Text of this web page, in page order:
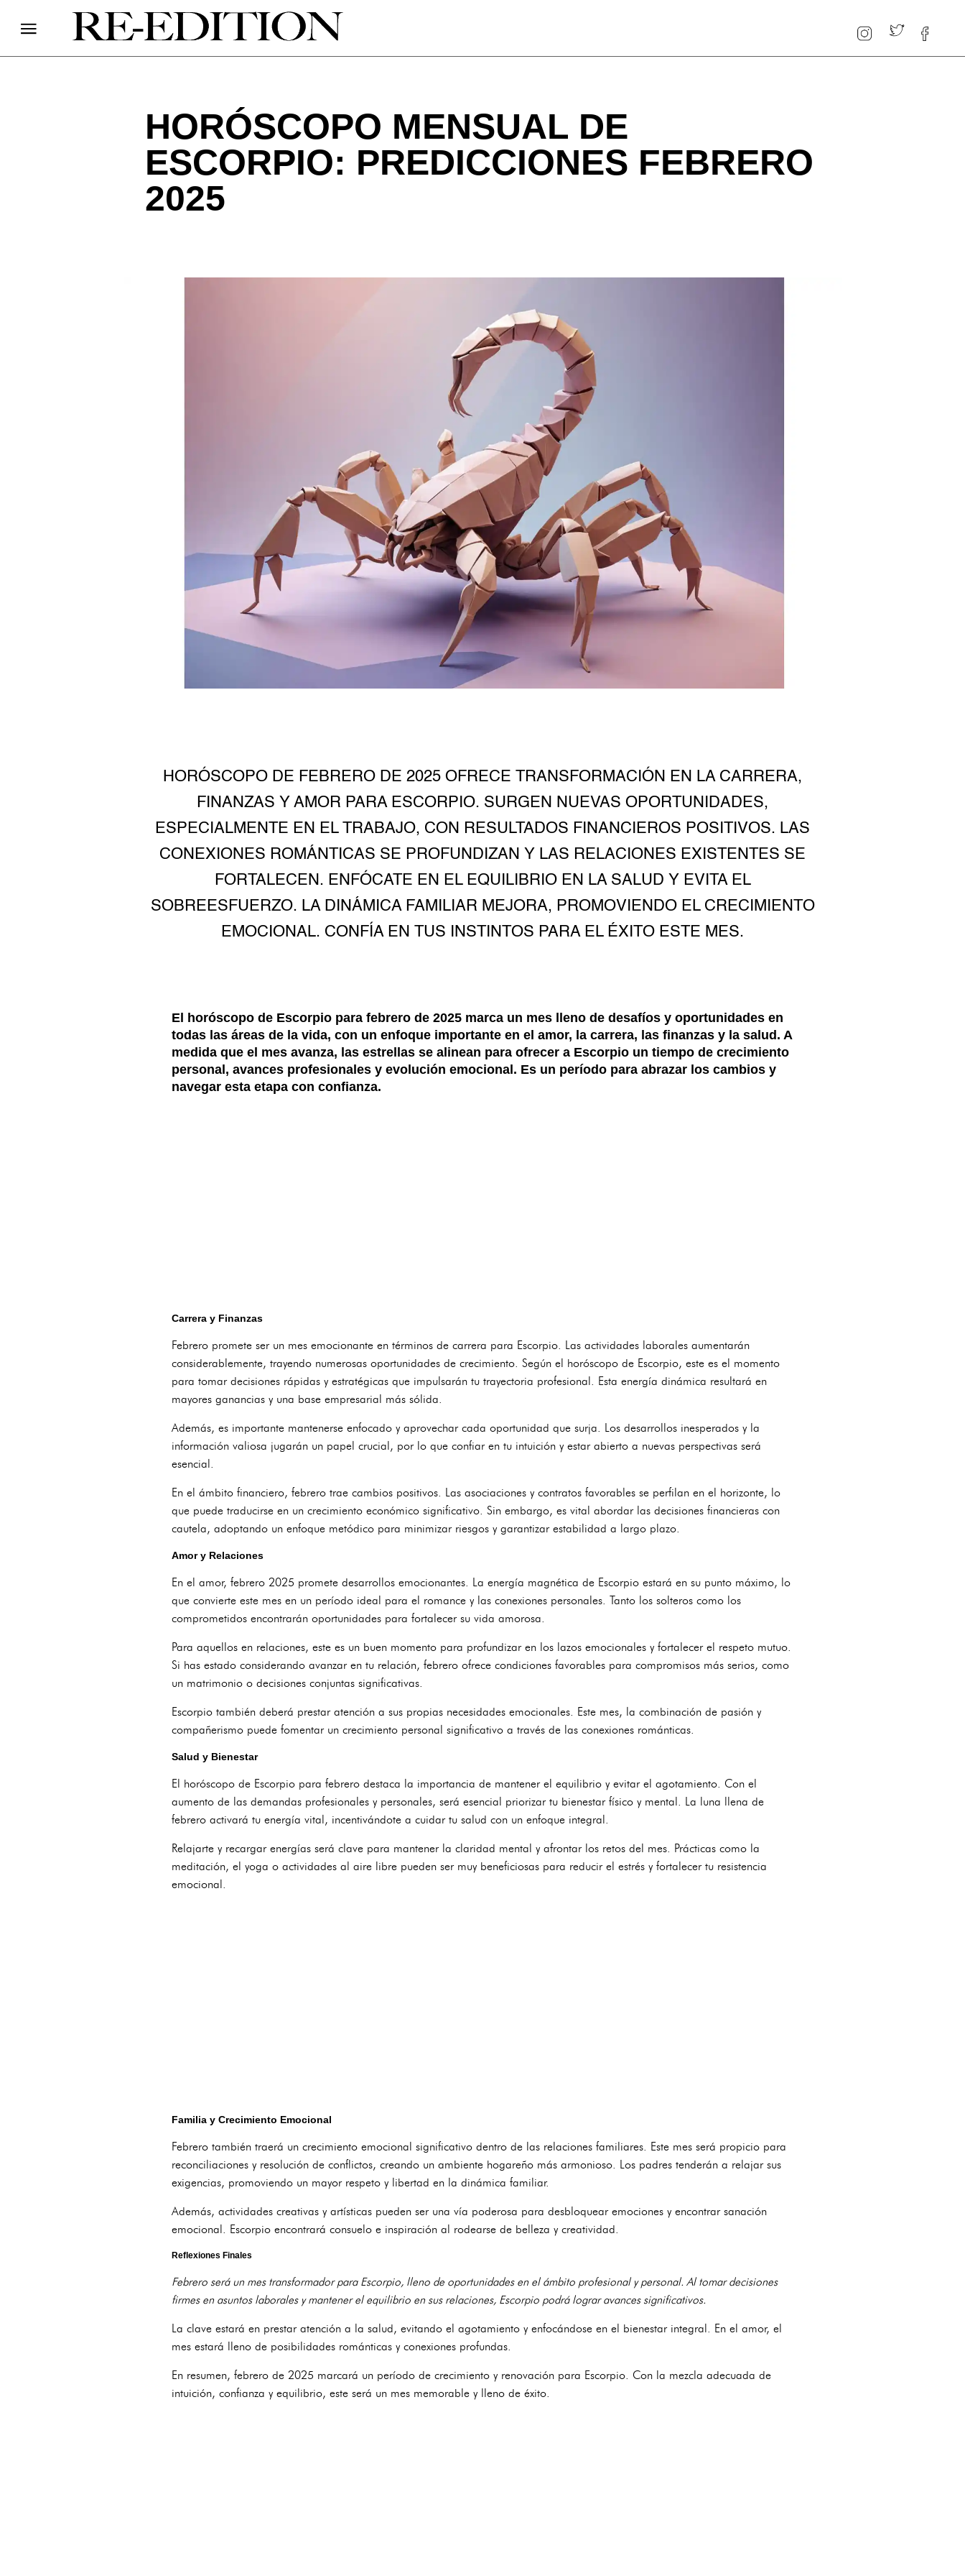
HORÓSCOPO MENSUAL DE
ESCORPIO: PREDICCIONES FEBRERO
2025
HORÓSCOPO DE FEBRERO DE 2025 OFRECE TRANSFORMACIÓN EN LA CARRERA,
FINANZAS Y AMOR PARA ESCORPIO. SURGEN NUEVAS OPORTUNIDADES,
ESPECIALMENTE EN EL TRABAJO, CON RESULTADOS FINANCIEROS POSITIVOS. LAS
CONEXIONES ROMÁNTICAS SE PROFUNDIZAN Y LAS RELACIONES EXISTENTES SE
FORTALECEN. ENFÓCATE EN EL EQUILIBRIO EN LA SALUD Y EVITA EL
SOBREESFUERZO. LA DINÁMICA FAMILIAR MEJORA, PROMOVIENDO EL CRECIMIENTO
EMOCIONAL. CONFÍA EN TUS INSTINTOS PARA EL ÉXITO ESTE MES.
El horóscopo de Escorpio para febrero de 2025 marca un mes lleno de desafíos y oportunidades en
todas las áreas de la vida, con un enfoque importante en el amor, la carrera, las finanzas y la salud. A
medida que el mes avanza, las estrellas se alinean para ofrecer a Escorpio un tiempo de crecimiento
personal, avances profesionales y evolución emocional. Es un período para abrazar los cambios y
navegar esta etapa con confianza.
Carrera y Finanzas
Febrero promete ser un mes emocionante en términos de carrera para Escorpio. Las actividades laborales aumentarán
considerablemente, trayendo numerosas oportunidades de crecimiento. Según el horóscopo de Escorpio, este es el momento
para tomar decisiones rápidas y estratégicas que impulsarán tu trayectoria profesional. Esta energía dinámica resultará en
mayores ganancias y una base empresarial más sólida.
Además, es importante mantenerse enfocado y aprovechar cada oportunidad que surja. Los desarrollos inesperados y la
información valiosa jugarán un papel crucial, por lo que confiar en tu intuición y estar abierto a nuevas perspectivas será
esencial.
En el ámbito financiero, febrero trae cambios positivos. Las asociaciones y contratos favorables se perfilan en el horizonte, lo
que puede traducirse en un crecimiento económico significativo. Sin embargo, es vital abordar las decisiones financieras con
cautela, adoptando un enfoque metódico para minimizar riesgos y garantizar estabilidad a largo plazo.
Amor y Relaciones
En el amor, febrero 2025 promete desarrollos emocionantes. La energía magnética de Escorpio estará en su punto máximo, lo
que convierte este mes en un período ideal para el romance y las conexiones personales. Tanto los solteros como los
comprometidos encontrarán oportunidades para fortalecer su vida amorosa.
Para aquellos en relaciones, este es un buen momento para profundizar en los lazos emocionales y fortalecer el respeto mutuo.
Si has estado considerando avanzar en tu relación, febrero ofrece condiciones favorables para compromisos más serios, como
un matrimonio o decisiones conjuntas significativas.
Escorpio también deberá prestar atención a sus propias necesidades emocionales. Este mes, la combinación de pasión y
compañerismo puede fomentar un crecimiento personal significativo a través de las conexiones románticas.
Salud y Bienestar
El horóscopo de Escorpio para febrero destaca la importancia de mantener el equilibrio y evitar el agotamiento. Con el
aumento de las demandas profesionales y personales, será esencial priorizar tu bienestar físico y mental. La luna llena de
febrero activará tu energía vital, incentivándote a cuidar tu salud con un enfoque integral.
Relajarte y recargar energías será clave para mantener la claridad mental y afrontar los retos del mes. Prácticas como la
meditación, el yoga o actividades al aire libre pueden ser muy beneficiosas para reducir el estrés y fortalecer tu resistencia
emocional.
Familia y Crecimiento Emocional
Febrero también traerá un crecimiento emocional significativo dentro de las relaciones familiares. Este mes será propicio para
reconciliaciones y resolución de conflictos, creando un ambiente hogareño más armonioso. Los padres tenderán a relajar sus
exigencias, promoviendo un mayor respeto y libertad en la dinámica familiar.
Además, actividades creativas y artísticas pueden ser una vía poderosa para desbloquear emociones y encontrar sanación
emocional. Escorpio encontrará consuelo e inspiración al rodearse de belleza y creatividad.
Reflexiones Finales
Febrero será un mes transformador para Escorpio, lleno de oportunidades en el ámbito profesional y personal. Al tomar decisiones
firmes en asuntos laborales y mantener el equilibrio en sus relaciones, Escorpio podrá lograr avances significativos.
La clave estará en prestar atención a la salud, evitando el agotamiento y enfocándose en el bienestar integral. En el amor, el
mes estará lleno de posibilidades románticas y conexiones profundas.
En resumen, febrero de 2025 marcará un período de crecimiento y renovación para Escorpio. Con la mezcla adecuada de
intuición, confianza y equilibrio, este será un mes memorable y lleno de éxito.